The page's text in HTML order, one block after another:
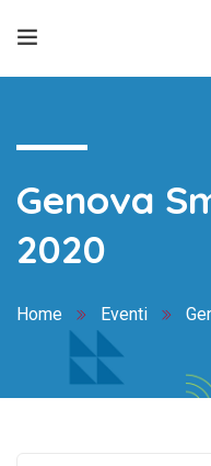
Genova
2020
Home Eventi